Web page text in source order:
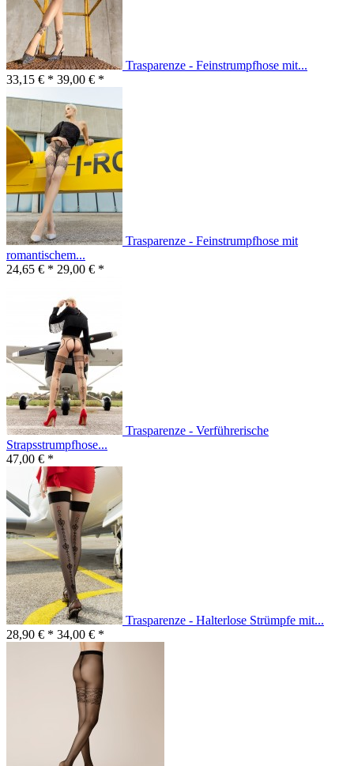
Trasparenze - Feinstrumpfhose mit...
33,15 € * 39,00 € *
Trasparenze - Feinstrumpfhose mit
romantischem...
24,65 € * 29,00 € *
Trasparenze - Verführerische
Strapsstrumpfhose...
47,00 € *
Trasparenze - Halterlose Strümpfe mit...
28,90 € * 34,00 € *